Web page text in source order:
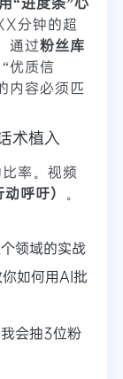
分钟的超
通过粉丝库
优质信
内容必须匹
术植入
率。视频
呼吁）
。
领域的实战
如何用AI批
会抽3位粉